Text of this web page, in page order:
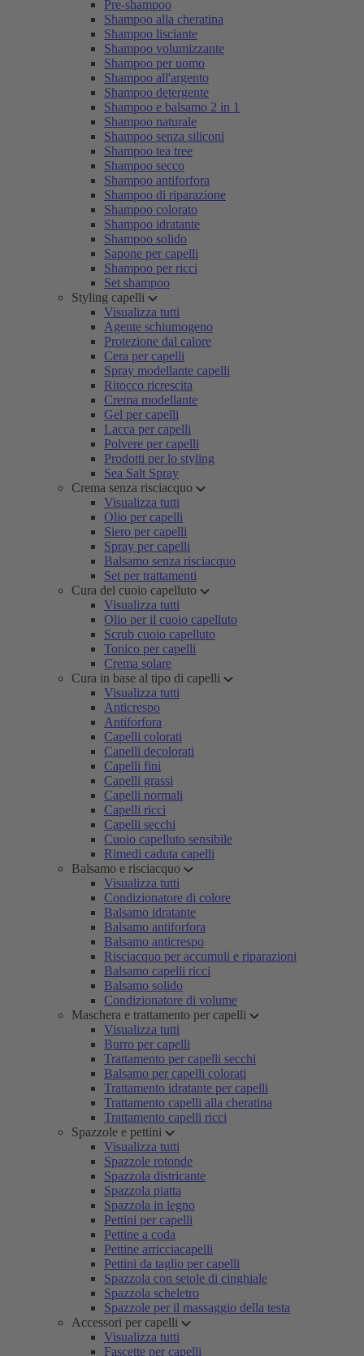
Pre-shampoo
Shampoo alla cheratina
Shampoo lisciante
Shampoo volumizzante
Shampoo per uomo
Shampoo all'argento
Shampoo detergente
Shampoo e balsamo 2 in 1
Shampoo naturale
Shampoo senza siliconi
Shampoo tea tree
Shampoo secco
Shampoo antiforfora
Shampoo di riparazione
Shampoo colorato
Shampoo idratante
Shampoo solido
Sapone per capelli
Shampoo per ricci
Set shampoo
Styling capelli
Visualizza tutti
Agente schiumogeno
Protezione dal calore
Cera per capelli
Spray modellante capelli
Ritocco ricrescita
Crema modellante
Gel per capelli
Lacca per capelli
Polvere per capelli
Prodotti per lo styling
Sea Salt Spray
Crema senza risciacquo
Visualizza tutti
Olio per capelli
Siero per capelli
Spray per capelli
Balsamo senza risciacquo
Set per trattamenti
Cura del cuoio capelluto
Visualizza tutti
Olio per il cuoio capelluto
Scrub cuoio capelluto
Tonico per capelli
Crema solare
Cura in base al tipo di capelli
Visualizza tutti
Anticrespo
Antiforfora
Capelli colorati
Capelli decolorati
Capelli fini
Capelli grassi
Capelli normali
Capelli ricci
Capelli secchi
Cuoio capelluto sensibile
Rimedi caduta capelli
Balsamo e risciacquo
Visualizza tutti
Condizionatore di colore
Balsamo idratante
Balsamo antiforfora
Balsamo anticrespo
Risciacquo per accumuli e riparazioni
Balsamo capelli ricci
Balsamo solido
Condizionatore di volume
Maschera e trattamento per capelli
Visualizza tutti
Burro per capelli
Trattamento per capelli secchi
Balsamo per capelli colorati
Trattamento idratante per capelli
Trattamento capelli alla cheratina
Trattamento capelli ricci
Spazzole e pettini
Visualizza tutti
Spazzole rotonde
Spazzola districante
Spazzola piatta
Spazzola in legno
Pettini per capelli
Pettine a coda
Pettine arricciacapelli
Pettini da taglio per capelli
Spazzola con setole di cinghiale
Spazzola scheletro
Spazzole per il massaggio della testa
Accessori per capelli
Visualizza tutti
Fascette per capelli